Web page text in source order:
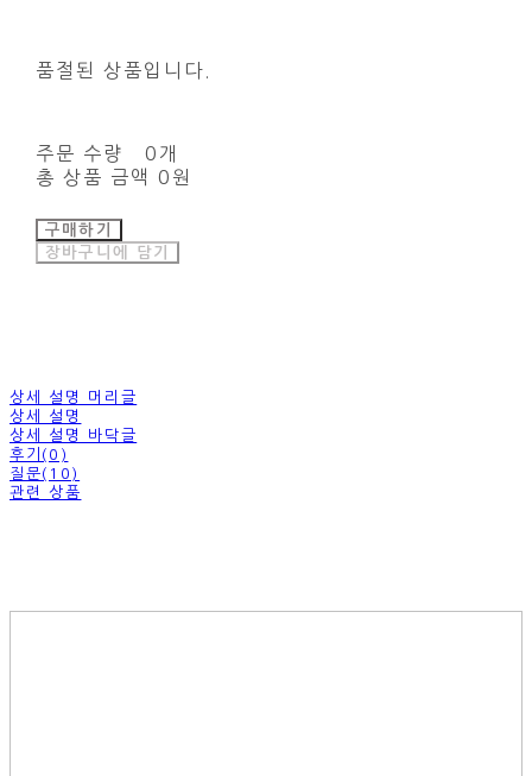
품절된 상품입니다.
주문 수량
0개
총 상품 금액
0원
구매하기
장바구니에 담기
상세 설명 머리글
상세 설명
상세 설명 바닥글
후기(0)
질문(10)
관련 상품